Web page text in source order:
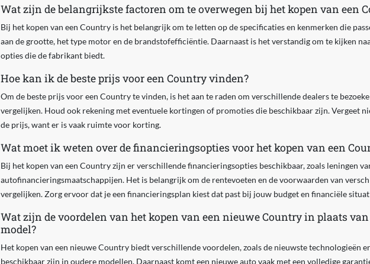
Wat zijn de belangrijkste factoren om te overwegen bij het kopen van een
Bij het kopen van een Country is het belangrijk om te letten op de specificaties en kenmerken die
aan de grootte, het type motor en de brandstofefficiëntie. Daarnaast is het verstandig om te kijken
opties die de fabrikant biedt.
Hoe kan ik de beste prijs voor een Country vinden?
Om de beste prijs voor een Country te vinden, is het aan te raden om verschillende dealers te
vergelijken. Houd ook rekening met eventuele kortingen of promoties die beschikbaar zijn. Vergeet
de prijs, want er is vaak ruimte voor korting.
Wat moet ik weten over de financieringsopties voor het kopen van een
Bij het kopen van een Country zijn er verschillende financieringsopties beschikbaar, zoals leningen
autofinancieringsmaatschappijen. Het is belangrijk om de rentevoeten en de voorwaarden van
vergelijken. Zorg ervoor dat je een financieringsplan kiest dat past bij jouw budget en financiële
Wat zijn de voordelen van het kopen van een nieuwe Country in plaats
model?
Het kopen van een nieuwe Country biedt verschillende voordelen, zoals de nieuwste technologieën
beschikbaar zijn in oudere modellen. Daarnaast komt een nieuwe auto vaak met een volledige